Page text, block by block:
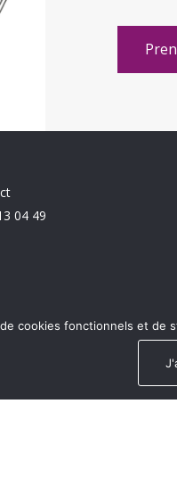
04 49
cookies fonctionnels et